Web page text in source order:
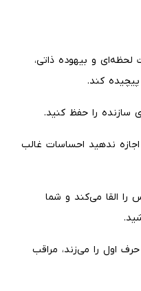
لحظه‌ای و بیهوده ذاتی،
کند.
را حفظ کنید.
ندهید احساسات غالب
را القا می‌کند و شما
اول را می‌زند، مراقب